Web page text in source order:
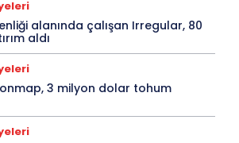
alanında çalışan Irregular, 80
aldı
3 milyon dolar tohum